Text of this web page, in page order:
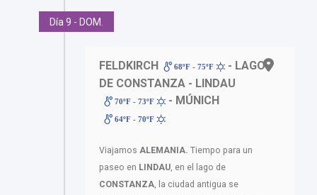
Día 9 - DOM.
FELDKIRCH 68ºF - 75ºF
- LAGO
DE CONSTANZA - LINDAU
70ºF - 73ºF - MÚNICH
64ºF - 70ºF
Viajamos ALEMANIA. Tiempo para un
paseo en LINDAU, en el lago de
CONSTANZA, la ciudad antigua se